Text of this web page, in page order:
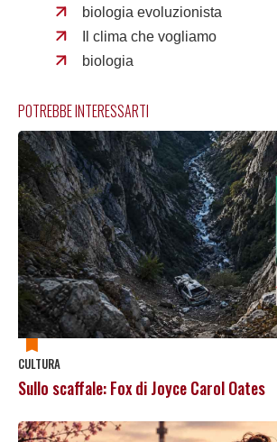
biologia evoluzionista
Il clima che vogliamo
biologia
POTREBBE INTERESSARTI
CULTURA
Sullo scaffale: Fox di Joyce Carol Oates